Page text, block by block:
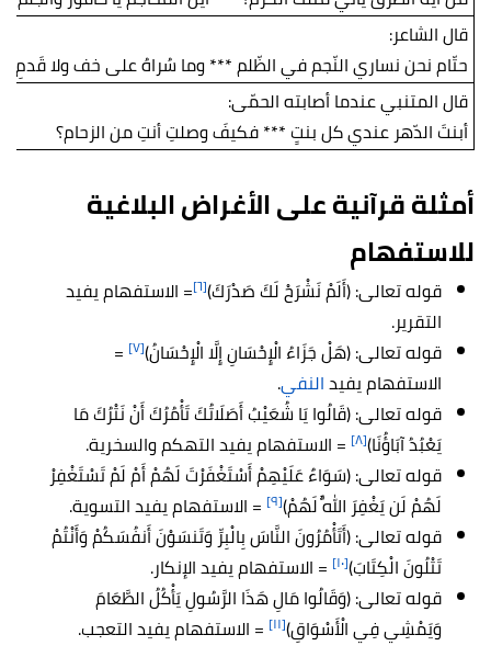
قال الشاعر:
حتّام نحن نساري النّجم في الظّلم *** وما سُراهُ على خف ولا قَدمِ؟
قال المتنبي عندما أصابته الحمّى:
أبنتَ الدّهر عندي كل بنتٍ *** فكيفَ وصلتِ أنتِ من الزحام؟
أمثلة قرآنية على الأغراض البلاغية
للاستفهام
قوله تعالى: (أَلَمْ نَشْرَحْ لَكَ صَدْرَكَ)[٦] = الاستفهام يفيد
التقرير.
قوله تعالى: (هَلْ جَزَاءُ الْإِحْسَانِ إِلَّا الْإِحْسَانُ)[٧]
=
الاستفهام يفيدالنفي.
قوله تعالى: (قَالُوا يَا شُعَيْبُ أَصَلَاتُكَ تَأْمُرُكَ أَنْ نَتْرُكَ مَا
يَعْبُدُ آبَاؤُنَا)[٨]
= الاستفهام يفيد التهكم والسخرية.
قوله تعالى: (سَوَاءٌ عَلَيْهِمْ أَسْتَغْفَرْتَ لَهُمْ أَمْ لَمْ تَسْتَغْفِرْ
لَهُمْ لَن يَغْفِرَ اللَّهُ لَهُمْ)[٩]
= الاستفهام يفيد التسوية.
قوله تعالى: (أَتَأْمُرُونَ النَّاسَ بِالْبِرِّ وَتَنسَوْنَ أَنفُسَكُمْ وَأَنْتُمْ
تَتْلُونَ الْكِتَابَ)[١٠]
= الاستفهام يفيد الإنكار.
قوله تعالى: (وَقَالُوا مَالِ هَذَا الرَّسُولِ يَأْكُلُ الطَّعَامَ
وَيَمْشِي فِي الْأَسْوَاقِ)[١١] = الاستفهام يفيد التعجب.